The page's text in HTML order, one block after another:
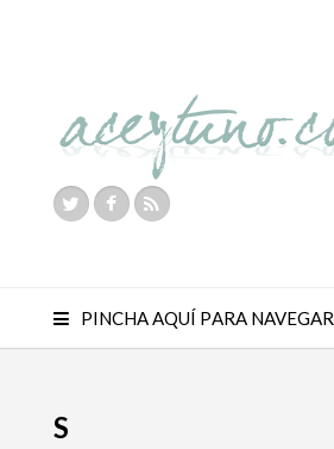
PINCHA AQUÍ PARA NAVEGAR
S